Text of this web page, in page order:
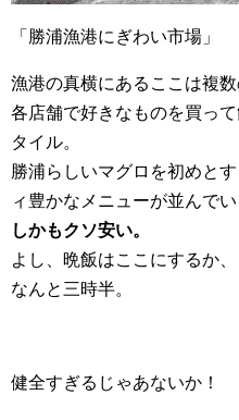
「勝浦漁港にぎわい市場」
漁港の真横にあるここは複
各店舗で好きなものを買っ
タイル。
勝浦らしいマグロを初めと
ィ豊かなメニューが並んでい
しかもクソ安い。
よし、晩飯はここにするか
なんと三時半。
健全すぎるじゃあないか！